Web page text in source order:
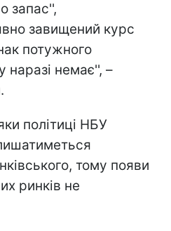
запас'',
завищений курс
потужного
наразі немає'', –
політиці НБУ
тому появи
ринків не